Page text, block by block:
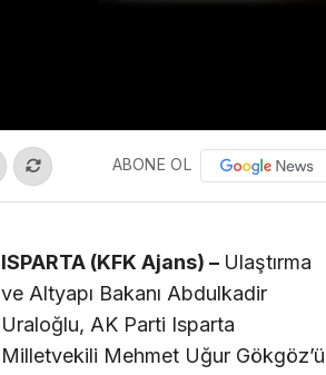
ABONE OL
ISPARTA (KFK Ajans) – Ulaştırma
ve Altyapı Bakanı Abdulkadir
Uraloğlu, AK Parti Isparta
Milletvekili Mehmet Uğur Gökgöz’ü